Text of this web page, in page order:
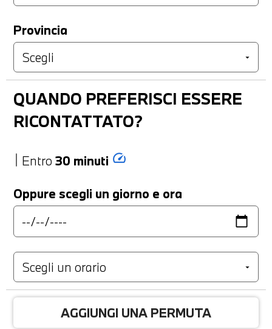
Provincia
QUANDO PREFERISCI ESSERE
RICONTATTATO?
Entro 30 minuti speed
Oppure scegli un giorno e ora
AGGIUNGI UNA PERMUTA